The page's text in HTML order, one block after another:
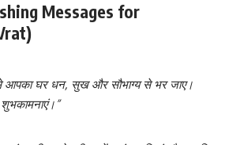
Messages for
से आपका घर धन, सुख और सौभाग्य से भर जाए।
शुभकामनाएं।”